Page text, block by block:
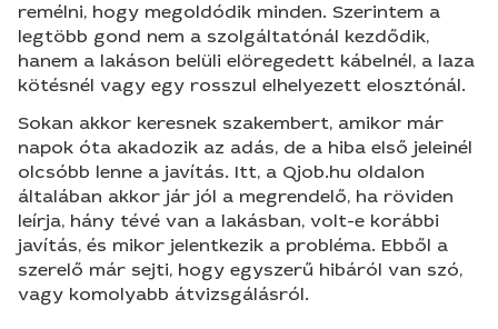
remélni, hogy megoldódik minden. Szerintem a
legtöbb gond nem a szolgáltatónál kezdődik,
hanem a lakáson belüli elöregedett kábelnél, a laza
kötésnél vagy egy rosszul elhelyezett elosztónál.
Sokan akkor keresnek szakembert, amikor már
napok óta akadozik az adás, de a hiba első jeleinél
olcsóbb lenne a javítás. Itt, a Qjob.hu oldalon
általában akkor jár jól a megrendelő, ha röviden
leírja, hány tévé van a lakásban, volt-e korábbi
javítás, és mikor jelentkezik a probléma. Ebből a
szerelő már sejti, hogy egyszerű hibáról van szó,
vagy komolyabb átvizsgálásról.